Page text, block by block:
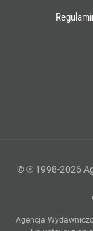
© ℗ 1998-2026
Agencja